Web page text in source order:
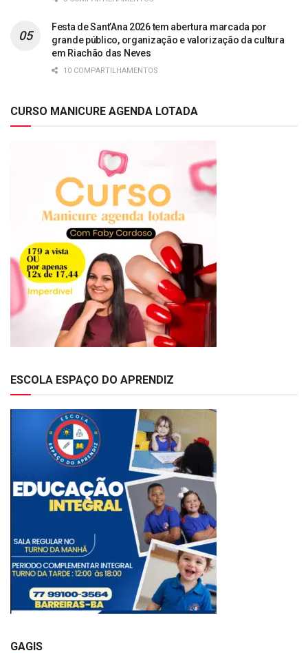
Festa de Sant’Ana 2026 tem abertura marcada por
grande público, organização e valorização da cultura
em Riachão das Neves
10 COMPARTILHAMENTOS
CURSO MANICURE AGENDA LOTADA
ESCOLA ESPAÇO DO APRENDIZ
GAGIS